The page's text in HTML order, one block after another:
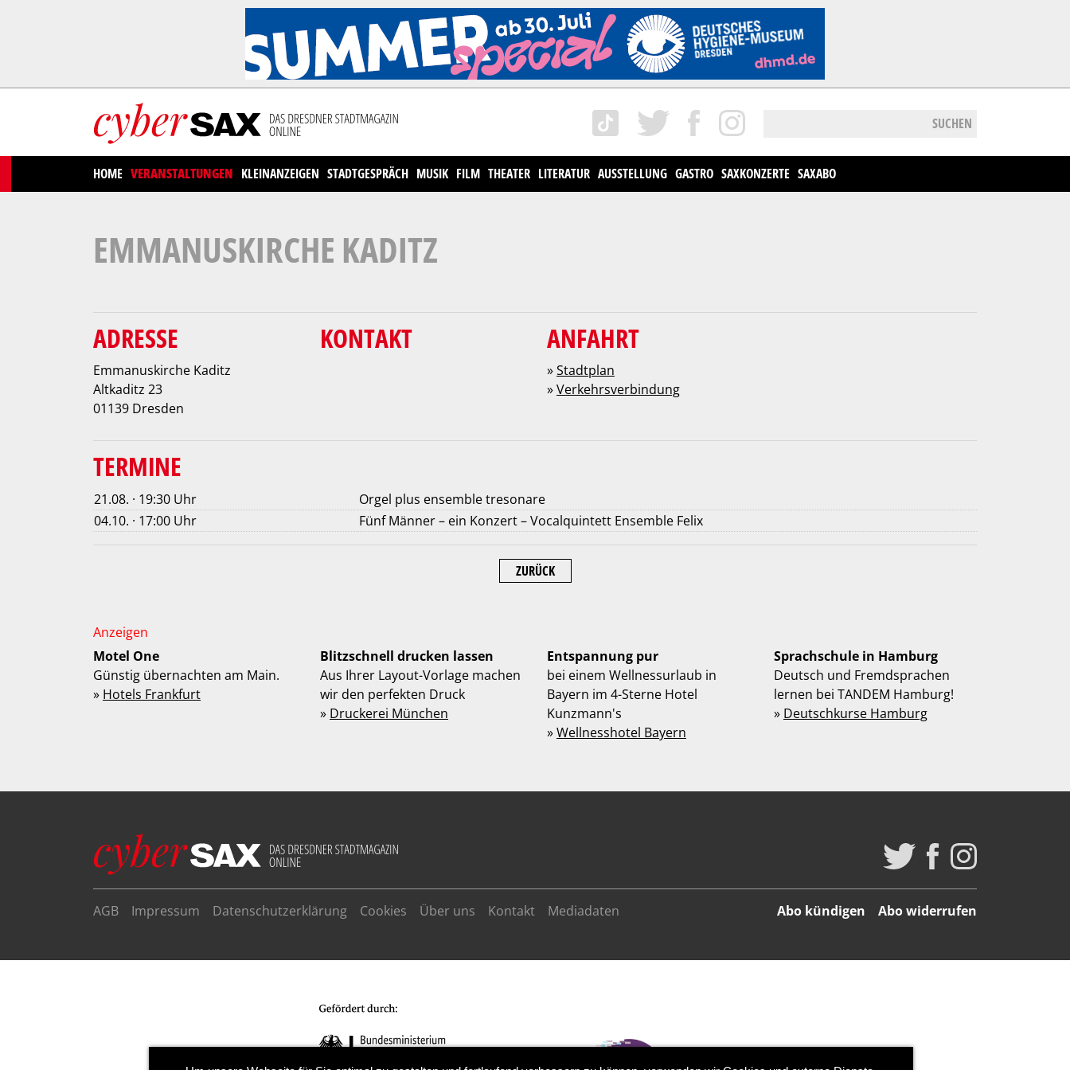
SUCHEN
HOME VERANSTALTUNGEN KLEINANZEIGEN STADTGESPRÄCH MUSIK FILM THEATER LITERATUR AUSSTELLUNG GASTRO SAXKONZERTE SAXABO
EMMANUSKIRCHE KADITZ
ADRESSE
Emmanuskirche Kaditz
Altkaditz 23
01139 Dresden
KONTAKT ANFAHRT
»Stadtplan
»Verkehrsverbindung
TERMINE
21.08. · 19:30 Uhr
Orgel plus ensemble tresonare
04.10. · 17:00 Uhr
Fünf Männer – ein Konzert – Vocalquintett Ensemble Felix
ZURÜCK
Motel One
Günstig übernachten am Main.
» Hotels Frankfurt
Blitzschnell drucken lassen
Aus Ihrer Layout-Vorlage machen
wir den perfekten Druck
» Druckerei München
Entspannung pur
bei einem Wellnessurlaub in
Bayern im 4-Sterne Hotel
Kunzmann's
»Wellnesshotel Bayern
Sprachschule in Hamburg
Deutsch und Fremdsprachen
lernen bei TANDEM Hamburg!
» Deutschkurse Hamburg
AGB Impressum Datenschutzerklärung Cookies Über uns Kontakt Mediadaten Abo kündigen Abo widerrufen